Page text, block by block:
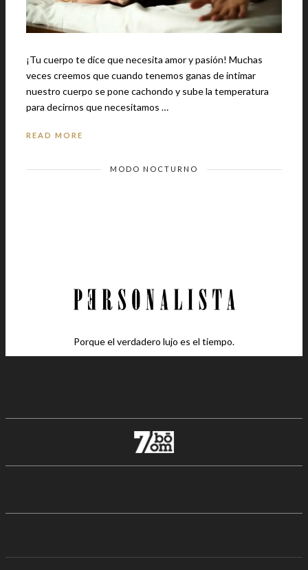
¡Tu cuerpo te dice que necesita amor y pasión! Muchas
veces creemos que cuando tenemos ganas de intimar
nuestro cuerpo se pone cachondo y sube la temperatura
para decirnos que necesitamos …
READ MORE
MODO NOCTURNO
Porque el verdadero lujo es el tiempo.